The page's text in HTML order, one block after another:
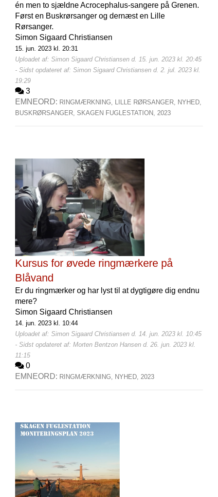
én men to sjældne Acrocephalus-sangere på Grenen.
Først en Buskrørsanger og dernæst en Lille
Rørsanger.
Simon Sigaard Christiansen
15. jun. 2023 kl. 20:31
Uploadet af: Simon Sigaard Christiansen d. 15. jun. 2023 kl. 20:45
- Sidst opdateret af: Simon Sigaard Christiansen d. 2. jul. 2023 kl.
19:29
3
EMNEORD: RINGMÆRKNING, LILLE RØRSANGER,
NYHED,
BUSKRØRSANGER, SKAGEN FUGLESTATION, 2023
Kursus for øvede ringmærkere på
Blåvand
Er du ringmærker og har lyst til at dygtigøre dig endnu
mere?
Simon Sigaard Christiansen
14. jun. 2023 kl. 10:44
Uploadet af: Simon Sigaard Christiansen d. 14. jun. 2023 kl. 10:45
- Sidst opdateret af: Morten Bentzon Hansen d. 26. jun. 2023 kl.
11:15
0
EMNEORD: RINGMÆRKNING, NYHED, 2023